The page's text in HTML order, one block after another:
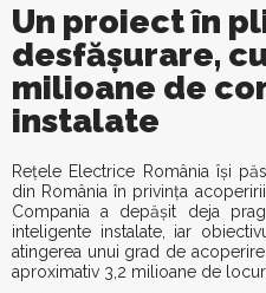
Un proiect în
desfășurare,
milioane de
instalate
Rețele Electrice România își
din România în privința
Compania a depășit deja
inteligente instalate, iar
atingerea unui grad de
aproximativ 3,2 milioane de